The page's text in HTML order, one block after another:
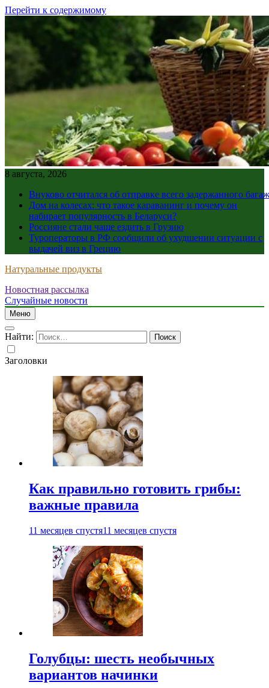
Перейти к содержимому
8 августа, 2026
Внуково отчитался об отправке всего задержанного
Дом на колесах: что такое караванинг и почему он
набирает популярность в Беларуси?
Россияне стали чаще ездить в Грузию
Туроператоры в РФ сообщили об ухудшении ситуации с
выдачей виз в Грецию
Натуральные продукты
Новостная рассылка
Случайные новости
Меню
Найти:
Заголовки
Как правильно готовить грибы:
важные правила
11 месяцев спустя11 месяцев спустя
Голубцы: шесть необычных
вариантов начинки